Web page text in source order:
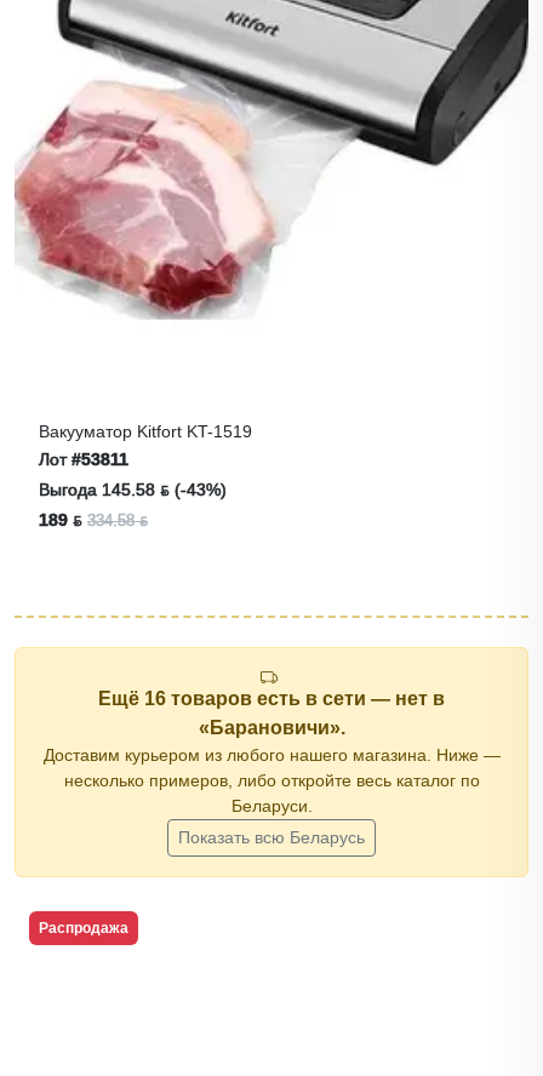
Вакууматор Kitfort KT-1519
Лот#53811
Выгода 145.58 ƃ (-43%)
189 ƃ 334.58 ƃ
Ещё 16 товаров есть в сети — нет в
«Барановичи».
Доставим курьером из любого нашего магазина. Ниже —
несколько примеров, либо откройте весь каталог по
Беларуси.
Показать всю Беларусь
Распродажа